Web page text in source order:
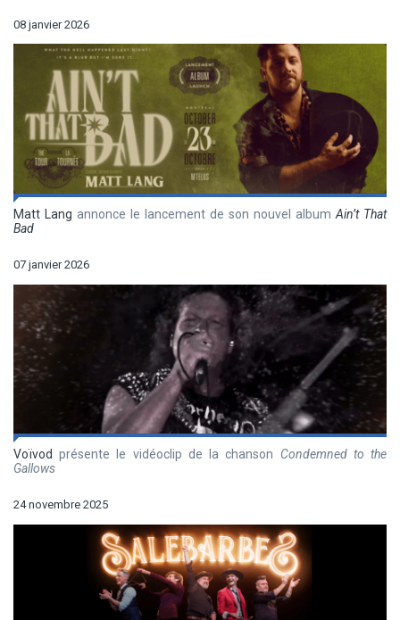
08 janvier 2026
Matt Lang annonce le lancement de son nouvel album Ain’t That
Bad
07 janvier 2026
Voïvod présente le vidéoclip de la chanson Condemned to the
Gallows
24 novembre 2025